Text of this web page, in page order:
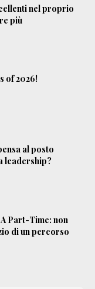
nel proprio
più
of 2026!
al posto
leadership?
Part-Time: non
di un percorso